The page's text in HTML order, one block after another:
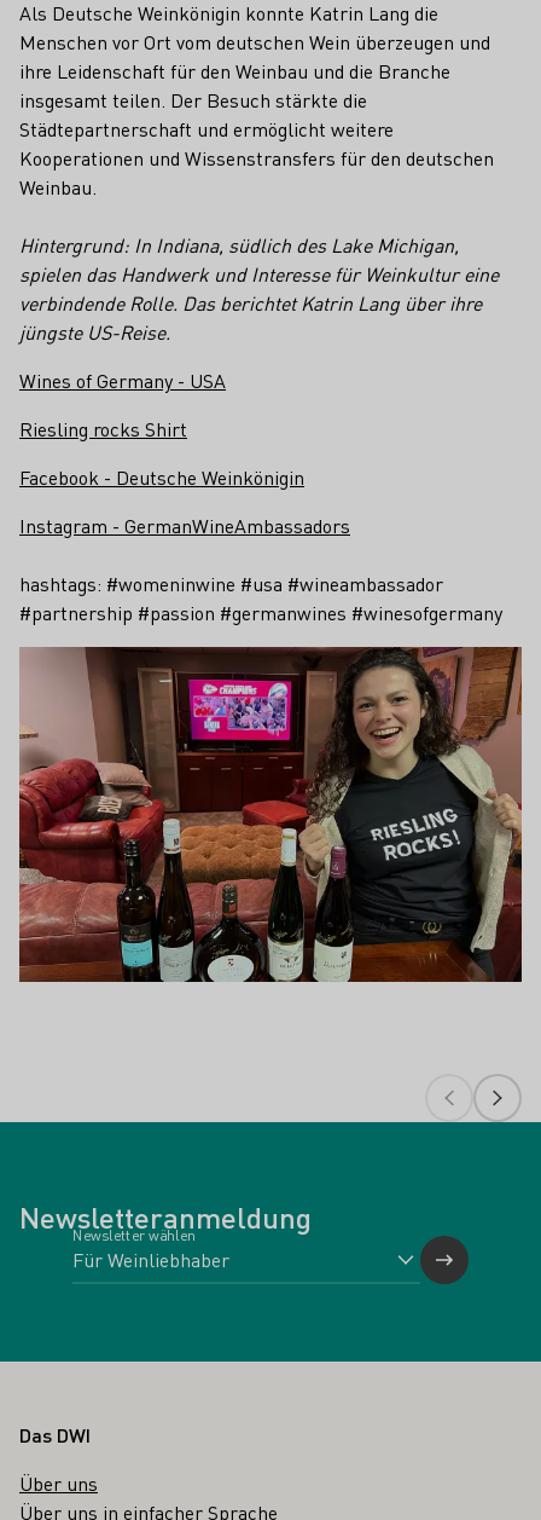
Als Deutsche Weinkönigin konnte Katrin Lang die
Menschen vor Ort vom deutschen Wein überzeugen und
ihre Leidenschaft für den Weinbau und die Branche
insgesamt teilen. Der Besuch stärkte die
Städtepartnerschaft und ermöglicht weitere
Kooperationen und Wissenstransfers für den deutschen
Weinbau.
Hintergrund: In Indiana, südlich des Lake Michigan,
spielen das Handwerk und Interesse für Weinkultur eine
verbindende Rolle. Das berichtet Katrin Lang über ihre
jüngste US-Reise.
Wines of Germany - USA
Riesling rocks Shirt
Facebook - Deutsche Weinkönigin
Instagram - GermanWineAmbassadors
hashtags: #womeninwine #usa #wineambassador
#partnership #passion #germanwines #winesofgermany
Newsletteranmeldung
Newsletter wählen
Fußbereich
Das DWI
Über uns
Über uns in einfacher Sprache